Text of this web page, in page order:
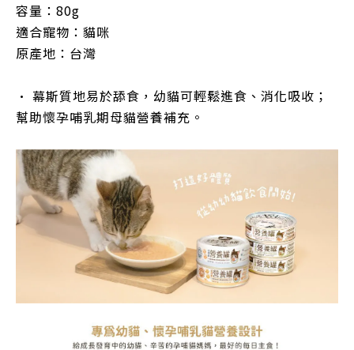
容量： 80g
適合寵物： 貓咪
原產地：台灣
• 幕斯質地易於舔食，幼貓可輕鬆進食、消化吸收；
幫助懷孕哺乳期母貓營養補充。